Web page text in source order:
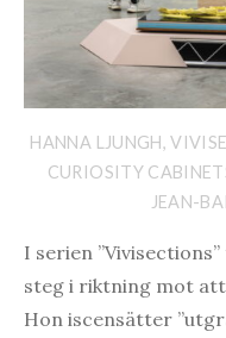
HANNA LJUNGH,
CURIOSITY
JEAN-
I serien
steg i riktning mot
Hon iscensätter